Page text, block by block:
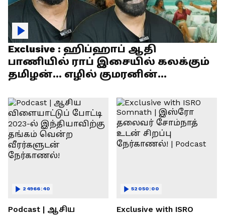
Exclusive : ஹிப்ஹாப் ஆதி
பாணியில் ராப் இசையில் கலக்கும்
தமிழன்... எழில் குமரனின்
Podcast | ஆசிய
24966:40
Exclusive with ISRO
52050:00